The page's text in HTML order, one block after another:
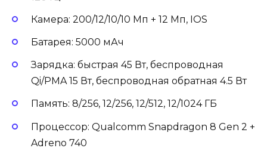
Камера: 200/12/10/10 Мп + 12 Мп, IOS
Батарея: 5000 мАч
Зарядка: быстрая 45 Вт, беспроводная
Qi/PMA 15 Вт, беспроводная обратная 4.5 Вт
Память: 8/256, 12/256, 12/512, 12/1024 ГБ
Процессор: Qualcomm Snapdragon 8 Gen 2 +
Adreno 740